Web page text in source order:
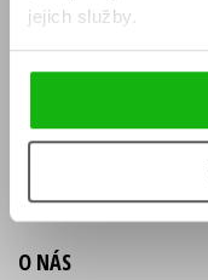
jejich služby.
Jak nakoupit
KONTAKTY
Sídlo společnosti
O NÁS